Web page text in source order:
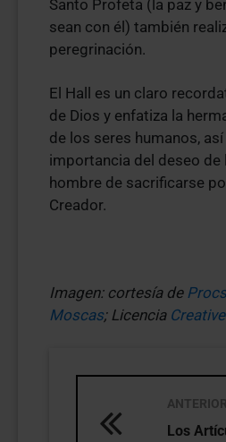
Santo Profeta (la paz y
sean con él) también
peregrinación.
El Hall es un claro
de Dios y enfatiza la
de los seres humanos,
importancia del deseo de
hombre de sacrificarse
Creador.
Imagen: cortesía de
Moscas; Licencia
ANTERIOR:
Los